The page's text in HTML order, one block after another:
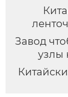
Завод
узлы